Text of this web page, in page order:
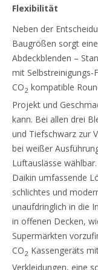
Flexibilität
Neben der
Baugrößen sorgt
Abdeckblenden –
mit Selbstreinigungs-
CO2 kompatible
Projekt und
kann. Bei allen drei
und Tiefschwarz zur
bei weißer
Luftauslässe
Daikin umfassende
schlichtes und
unaufdringlich in die
in offenen Decken,
Supermärkten
CO2 Kassengeräts
Verkleidungen, eine